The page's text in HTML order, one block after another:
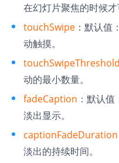
在幻灯片聚焦的时候才
touchSwipe ：默认值：
动触摸。
touchSwipeThreshold
动的最小数量。
fadeCaption ：默认值
淡出显示。
captionFadeDuration
淡出的持续时间。